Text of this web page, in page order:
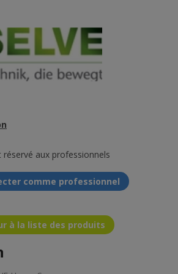
réservé aux professionnels
comme professionnel
à la liste des produits